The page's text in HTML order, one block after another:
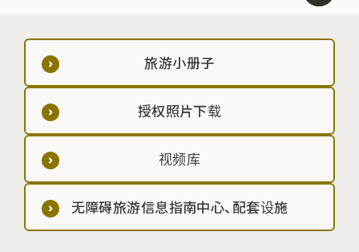
旅游小册子
授权照片下载
视频库
无障碍旅游信息指南中心、配套设施